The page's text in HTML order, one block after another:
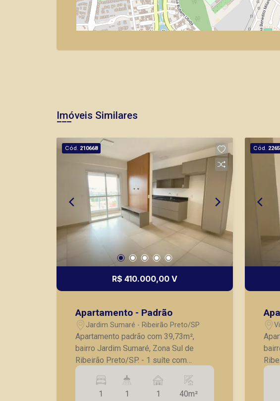
Imóveis Similares
Cód. 210668
R$ 410.000,00 V
Apartamento - Padrão
Jardim Sumaré - Ribeirão Preto/SP
Apartamento padrão com 39,73m²,
bairro Jardim Sumaré, Zona Sul de
Ribeirão Preto/SP. - 1 suíte com
armários planejados; - Sala para 2
ambientes; - Sacada fechada em vidro;
- Cozinha completa em armários; - Área
1 1 1 40m²
Cód.